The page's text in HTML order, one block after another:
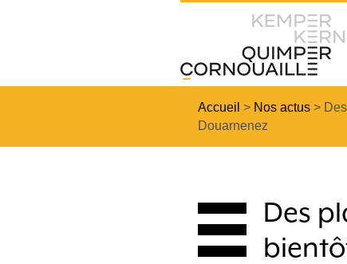
Accueil > Nos actus >
Douarnenez
Des